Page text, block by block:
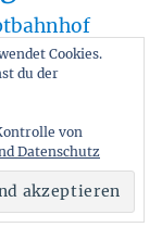
Ostkreuz
U7 VBB
Cookies.
du der
von
Datenschutz